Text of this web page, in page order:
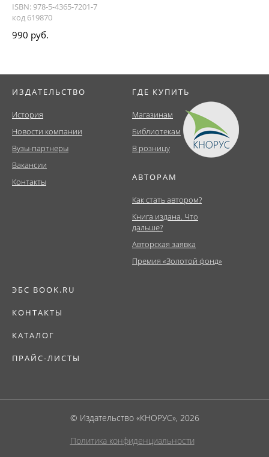
ISBN: 978-5-4365-7201-7
код 619870
990 руб.
ИЗДАТЕЛЬСТВО
История
Новости компании
Вузы-партнеры
Вакансии
Контакты
ГДЕ КУПИТЬ
Магазинам
Библиотекам
В розницу
АВТОРАМ
Как стать автором?
Книга издана. Что
дальше?
Авторская заявка
Премия «Золотой фонд»
ЭБС BOOK.RU
КОНТАКТЫ
КАТАЛОГ
ПРАЙС-ЛИСТЫ
© Издательство «КНОРУС», 2026
Политика конфиденциальности